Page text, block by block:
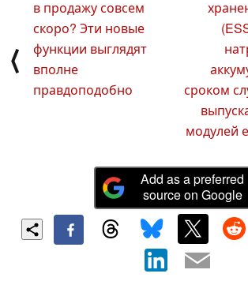
⟨
в продажу совсем
скоро? Эти новые
функции выглядят
вполне
правдоподобно
сроком
модулей
Add as a preferred
source on Google